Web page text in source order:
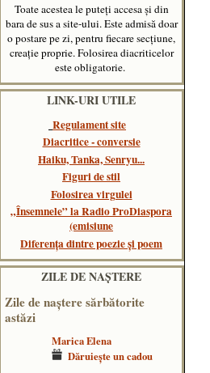
Toate acestea le puteți accesa și din
bara de sus a site-ului. Este admisă doar
o postare pe zi, pentru fiecare secțiune,
creație proprie. Folosirea diacriticelor
este obligatorie.
LINK-URI UTILE
Regulament site
Diacritice - conversie
Haiku, Tanka, Senryu...
Figuri de stil
Folosirea virgulei
„Însemnele” la Radio ProDiaspora
(emisiune
Diferența dintre poezie și poem
ZILE DE NAŞTERE
Zile de naştere sărbătorite
astăzi
Marica Elena
Dăruieşte un cadou